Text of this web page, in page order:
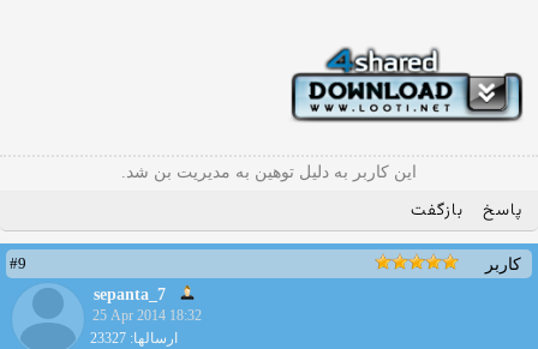
این کاربر به دلیل توهین به مدیریت بن شد.
پاسخ بازگفت
کاربر
#9
sepanta_7
25 Apr 2014 18:32
ارسالها: 23327